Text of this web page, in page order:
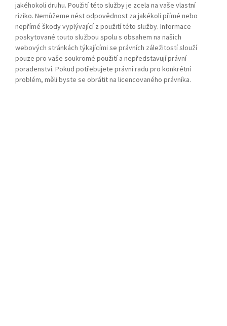
jakéhokoli druhu. Použití této služby je zcela na vaše vlastní
riziko. Nemůžeme nést odpovědnost za jakékoli přímé nebo
nepřímé škody vyplývající z použití této služby. Informace
poskytované touto službou spolu s obsahem na našich
webových stránkách týkajícími se právních záležitostí slouží
pouze pro vaše soukromé použití a nepředstavují právní
poradenství. Pokud potřebujete právní radu pro konkrétní
problém, měli byste se obrátit na licencovaného právníka.